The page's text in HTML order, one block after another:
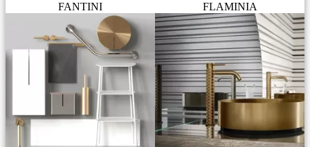
FANTINI FLAMINIA